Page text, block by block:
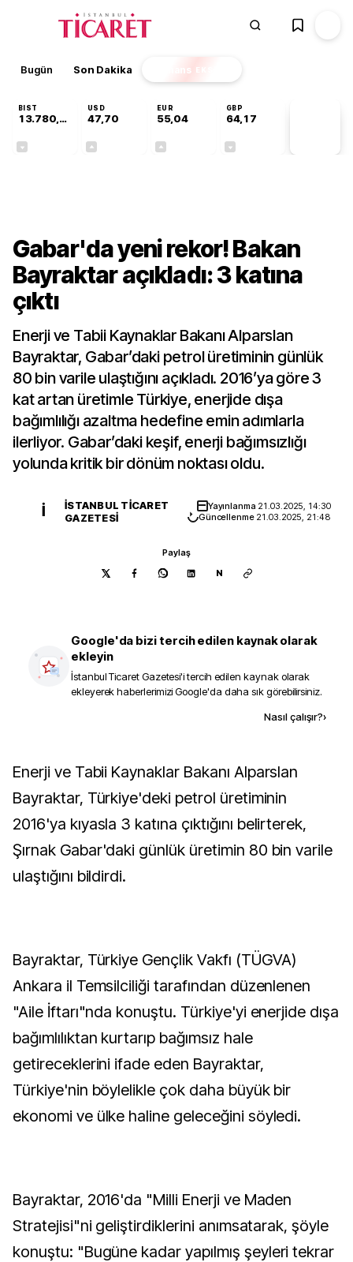
Bugün Son Dakika Finans EKSTRA
BIST
13.780,94
USD
47,70
EUR
55,04
GBP
64,17
Gabar'da yeni rekor! Bakan
Bayraktar açıkladı: 3 katına
çıktı
Enerji ve Tabii Kaynaklar Bakanı Alparslan
Bayraktar, Gabar’daki petrol üretiminin günlük
80 bin varile ulaştığını açıkladı. 2016’ya göre 3
kat artan üretimle Türkiye, enerjide dışa
bağımlılığı azaltma hedefine emin adımlarla
ilerliyor. Gabar’daki keşif, enerji bağımsızlığı
yolunda kritik bir dönüm noktası oldu.
İ
İSTANBUL TICARET
GAZETESI
Yayınlanma 21.03.2025, 14:30
Güncellenme 21.03.2025, 21:48
Paylaş
N
Google'da bizi tercih edilen kaynak olarak
ekleyin
İstanbul Ticaret Gazetesi'i tercih edilen kaynak olarak
ekleyerek haberlerimizi Google'da daha sık görebilirsiniz.
Nasıl çalışır?›
Enerji ve Tabii Kaynaklar Bakanı Alparslan
Bayraktar, Türkiye'deki petrol üretiminin
2016'ya kıyasla 3 katına çıktığını belirterek,
Şırnak Gabar'daki günlük üretimin 80 bin varile
ulaştığını bildirdi.
Bayraktar, Türkiye Gençlik Vakfı (TÜGVA)
Ankara il Temsilciliği tarafından düzenlenen
"Aile İftarı"nda konuştu. Türkiye'yi enerjide dışa
bağımlılıktan kurtarıp bağımsız hale
getireceklerini ifade eden Bayraktar,
Türkiye'nin böylelikle çok daha büyük bir
ekonomi ve ülke haline geleceğini söyledi.
Bayraktar, 2016'da "Milli Enerji ve Maden
Stratejisi"ni geliştirdiklerini anımsatarak, şöyle
konuştu: "Bugüne kadar yapılmış şeyleri tekrar